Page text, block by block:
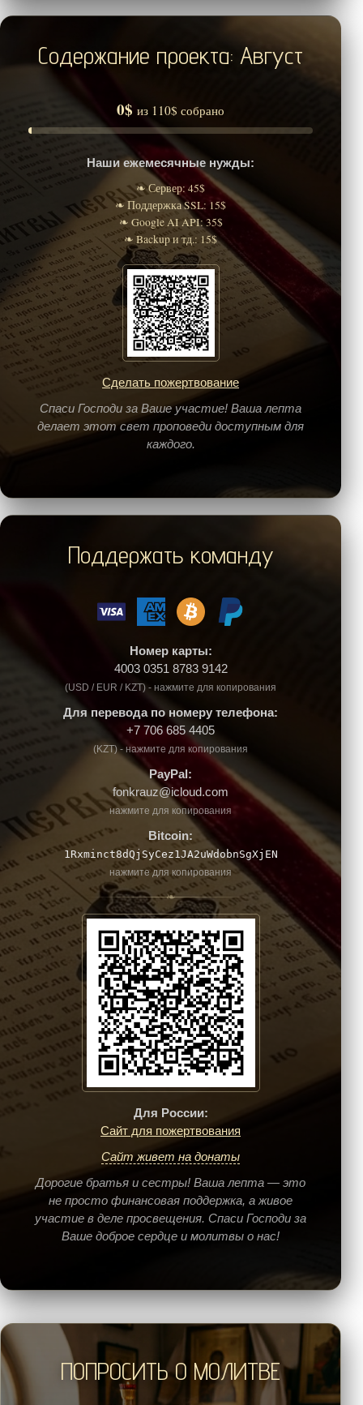
Содержание проекта: Август
0$ из 110$ собрано
Наши ежемесячные нужды:
❧ Сервер: 45$
❧ Поддержка SSL: 15$
❧ Google AI API: 35$
❧ Backup и тд.: 15$
Сделать пожертвование
Спаси Господи за Ваше участие! Ваша лепта
делает этот свет проповеди доступным для
каждого.
Поддержать команду
Номер карты:
4003 0351 8783 9142
(USD / EUR / KZT) - нажмите для копирования
Для перевода по номеру телефона:
+7 706 685 4405
(KZT) - нажмите для копирования
PayPal:
fonkrauz@icloud.com
нажмите для копирования
Bitcoin:
1Rxminct8dQjSyCez1JA2uWdobnSgXjEN
нажмите для копирования
❧
Для России:
Сайт для пожертвования
Сайт живет на донаты
Дорогие братья и сестры! Ваша лепта — это
не просто финансовая поддержка, а живое
участие в деле просвещения. Спаси Господи за
Ваше доброе сердце и молитвы о нас!
ПОПРОСИТЬ О МОЛИТВЕ